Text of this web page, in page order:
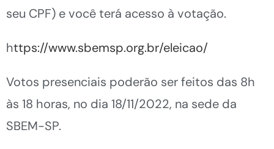
seu CPF) e você terá acesso à votação.
https://www.sbemsp.org.br/eleicao/
Votos presenciais poderão ser feitos das 8h
às 18 horas, no dia 18/11/2022, na sede da
SBEM-SP.